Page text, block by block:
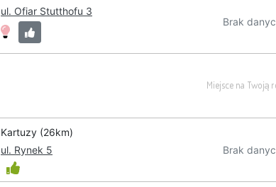
ul. Ofiar Stutthofu 3
Brak
Kartuzy (26km)
ul. Rynek 5
Brak